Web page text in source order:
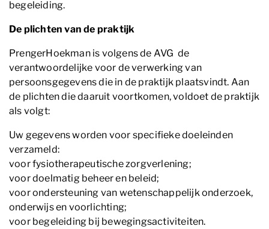
begeleiding.
De plichten van de praktijk
PrengerHoekman is volgens de AVG de
verantwoordelijke voor de verwerking van
persoonsgegevens die in de praktijk plaatsvindt. Aan
de plichten die daaruit voortkomen, voldoet de praktijk
als volgt:
Uw gegevens worden voor specifieke doeleinden
verzameld:
voor fysiotherapeutische zorgverlening;
voor doelmatig beheer en beleid;
voor ondersteuning van wetenschappelijk onderzoek,
onderwijs en voorlichting;
voor begeleiding bij bewegingsactiviteiten.